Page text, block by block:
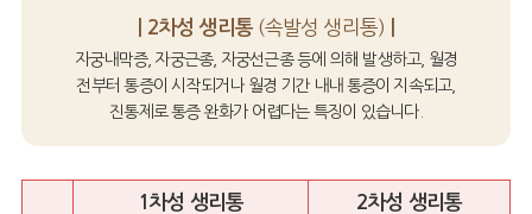
| 2차성 생리통 (속발성 생리통)
자궁내막증, 자궁근종, 자궁선근종 등에 의해 발생하고, 월경
전부터 통증이 시작되거나 월경 기간 내내 통증이 지속되고,
진통제로 통증 완화가 어렵다는 특징이 있습니다.
1차성 생리통 2차성 생리통